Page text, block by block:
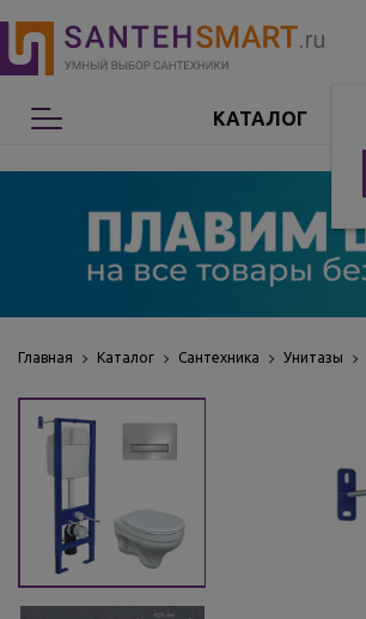
КАТАЛОГ
Сантехника
Мебель для ванной
Аксессуары для ванной
Отопление
Комплектующие
Главная Каталог Сантехника Унитазы